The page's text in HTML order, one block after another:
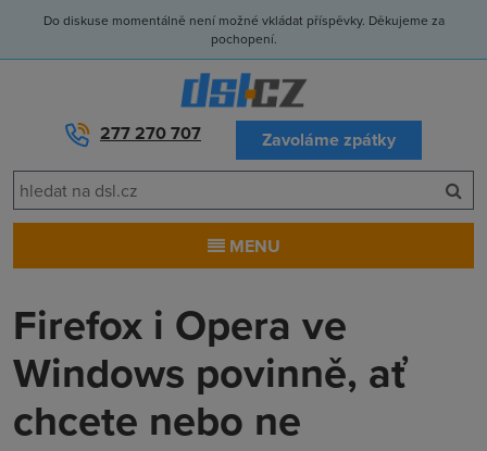
Do diskuse momentálně není možné vkládat příspěvky. Děkujeme za
pochopení.
277 270 707 Zavoláme zpátky
MENU
Firefox i Opera ve
Windows povinně, ať
chcete nebo ne